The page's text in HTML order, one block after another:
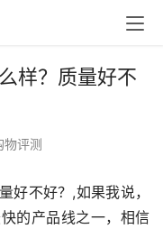
样？质量好不
物评测
好不好？,如果我说，
的产品线之一，相信